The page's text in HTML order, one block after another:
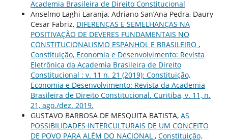
Academia Brasileira de Direito Constitucional
Anselmo Laghi Laranja, Adriano San’Ana Pedra, Daury
Cesar Fabriz, DIFERENÇAS E SEMELHANÇAS NA
POSITIVAÇÃO DE DEVERES FUNDAMENTAIS NO
CONSTITUCIONALISMO ESPANHOL E BRASILEIRO ,
Constituição, Economia e Desenvolvimento: Revista
Eletrônica da Academia Brasileira de Direito
Constitucional : v. 11 n. 21 (2019): Constituição,
Economia e Desenvolvimento: Revista da Academia
Brasileira de Direito Constitucional. Curitiba, v. 11, n.
21, ago./dez. 2019.
GUSTAVO BARBOSA DE MESQUITA BATISTA, AS
POSSIBILIDADES INTERCULTURAIS DE UM CONCEITO
DE POVO PARA ALÉM DO NACIONAL , Constituição,